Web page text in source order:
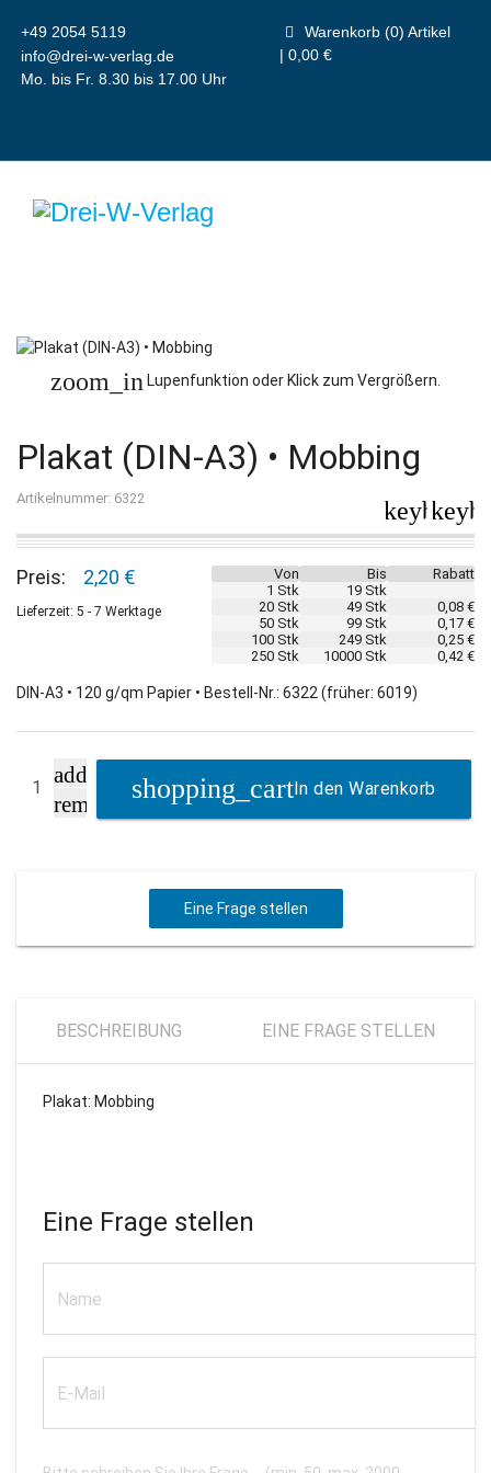
+49 2054 5119
info@drei-w-verlag.de
Mo. bis Fr. 8.30 bis 17.00 Uhr
Warenkorb (0) Artikel
| 0,00 €
zoom_in Lupenfunktion oder Klick zum Vergrößern.
Plakat (DIN-A3) • Mobbing
Artikelnummer: 6322
Von Bis
Rabatt
1 Stk
19 Stk
20 Stk
49 Stk
0,08 €
50 Stk
99 Stk
0,17 €
100 Stk
249 Stk
0,25 €
250 Stk
10000 Stk 0,42 €
Preis: 2,20 €
Lieferzeit: 5 - 7 Werktage
DIN-A3 • 120 g/qm Papier • Bestell-Nr.: 6322 (früher: 6019)
add
remove
In den Warenkorb
Eine Frage stellen
BESCHREIBUNG EINE FRAGE STELLEN
Plakat: Mobbing
Eine Frage stellen